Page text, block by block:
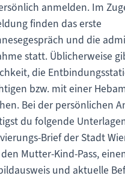
anmelden. Im
finden das erste
und die
statt. Üblicherweise
die
bzw. mit einer
Bei der persönlichen
du folgende
Brief der Stadt
Mutter-Kind-Pass,
und aktuelle